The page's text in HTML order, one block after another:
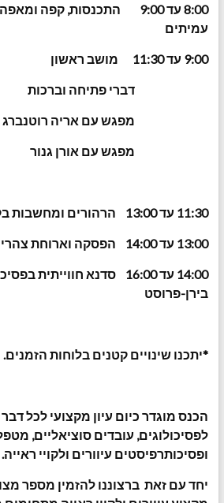
8:00 עד 9:00 התכנסות, קפה
עמיתים
9:00 עד 11:30 מושב ראשון
דברי פתיחה וברכות
מפגש עם אריה רוטנברג
מפגש עם אורן גנור
11:30 עד 13:00 הרהורים ומחשבות בקבוצות קטנות
13:00 עד 14:00 הפסקה וארוחת צהריים
14:00 עד 16:00 סדנא
בירן-פרוסט
*יתכנו שינויים קטנים בלוחות הזמנים.
הכנס מוגדר כיום עיון מקצועי לכל
לפסיכולוגים, עובדים סוציאליים,
ופסיכותרפיסטים עיוורים ולקויי ראייה.
יחד עם זאת ברצוננו להזמין מספר